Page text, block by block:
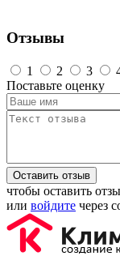
Отзывы
1 2 3
Поставьте оценку
Оставить отзыв
чтобы оставить
или войдите через